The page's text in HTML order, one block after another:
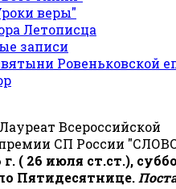
веры"
Летописца
записи
Ровеньковской
Лауреат Всероссийской
СП России
г. ( 26 июля ст.ст.),
Пятидесятнице.